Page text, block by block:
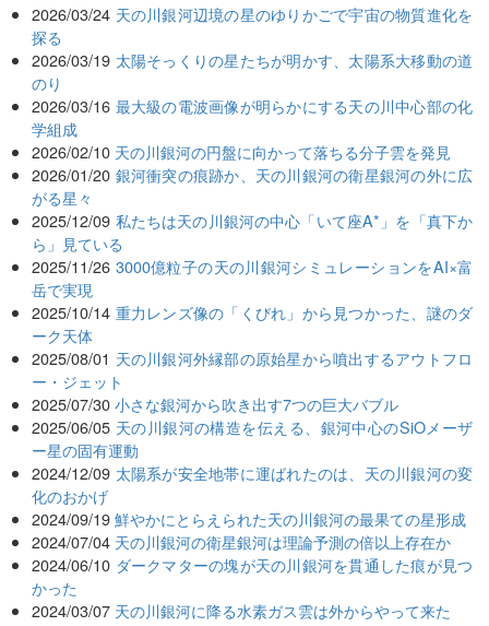
2026/03/24 天の川銀河辺境の星のゆりかごで宇宙の物質進化を
探る
2026/03/19 太陽そっくりの星たちが明かす、太陽系大移動の道
のり
2026/03/16 最大級の電波画像が明らかにする天の川中心部の化
学組成
2026/02/10 天の川銀河の円盤に向かって落ちる分子雲を発見
2026/01/20 銀河衝突の痕跡か、天の川銀河の衛星銀河の外に広
がる星々
2025/12/09 私たちは天の川銀河の中心「いて座A*」を「真下か
ら」見ている
2025/11/26 3000億粒子の天の川銀河シミュレーションをAI×富
岳で実現
2025/10/14 重力レンズ像の「くびれ」から見つかった、謎のダ
ーク天体
2025/08/01 天の川銀河外縁部の原始星から噴出するアウトフロ
ー・ジェット
2025/07/30 小さな銀河から吹き出す7つの巨大バブル
2025/06/05 天の川銀河の構造を伝える、銀河中心のSiOメーザ
ー星の固有運動
2024/12/09 太陽系が安全地帯に運ばれたのは、天の川銀河の変
化のおかげ
2024/09/19 鮮やかにとらえられた天の川銀河の最果ての星形成
2024/07/04 天の川銀河の衛星銀河は理論予測の倍以上存在か
2024/06/10 ダークマターの塊が天の川銀河を貫通した痕が見つ
かった
2024/03/07 天の川銀河に降る水素ガス雲は外からやって来た